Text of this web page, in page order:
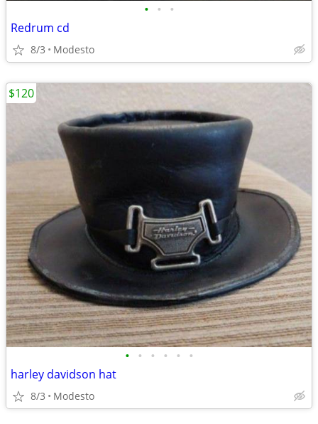
• • •
Redrum cd
8/3 Modesto
• • • • • •
harley davidson hat
8/3 Modesto
$120